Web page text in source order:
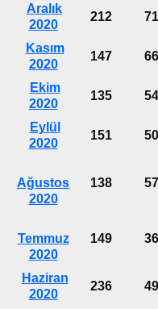
Aralık
2020
212
Kasım
2020
147
Ekim
2020
135
Eylül
2020
151
Ağustos
2020
138
Temmuz
2020
149
Haziran
2020
236